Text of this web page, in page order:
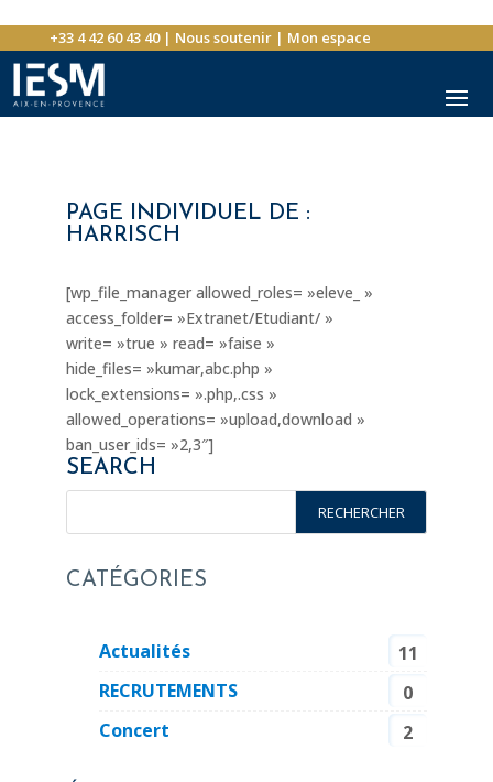
+33 4 42 60 43 40| Nous soutenir| Mon espace
PAGE INDIVIDUEL DE :
HARRISCH
[wp_file_manager allowed_roles= »eleve_ »
access_folder= »Extranet/Etudiant/ »
write= »true » read= »faise »
hide_files= »kumar,abc.php »
lock_extensions= ».php,.css »
allowed_operations= »upload,download »
ban_user_ids= »2,3″]
SEARCH
CATÉGORIES
Actualités
11
RECRUTEMENTS
0
Concert
2